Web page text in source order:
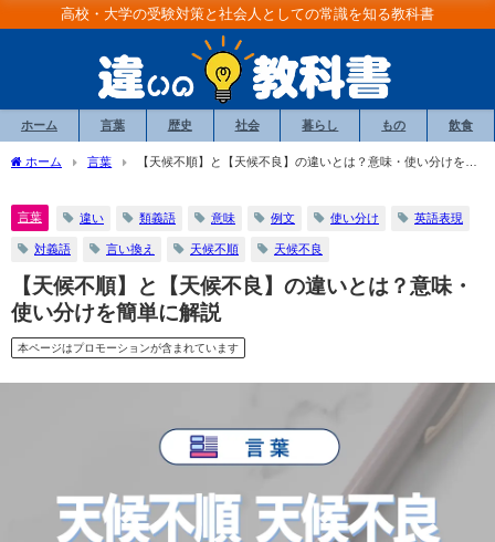
高校・大学の受験対策と社会人としての常識を知る教科書
ホーム 言葉 歴史 社会 暮らし もの 飲食
ホーム 言葉
【天候不順】と【天候不良】の違いとは？意味・使い分けを簡
言葉 違い 類義語 意味 例文 使い分け 英語表現
対義語 言い換え 天候不順 天候不良
【天候不順】と【天候不良】の違いとは？意味・
使い分けを簡単に解説
本ページはプロモーションが含まれています